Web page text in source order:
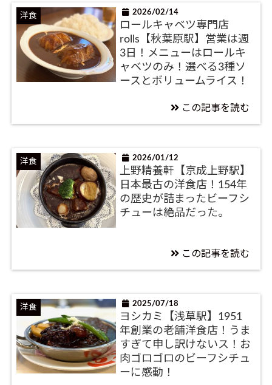
洋食 2026/02/14
ロールキャベツ専門店
rolls【秋葉原駅】営業は週
3日！メニューはロールキ
ャベツのみ！選べる3種ソ
ースとボリュームライス！
この記事を読む
洋食 2026/01/12
上野精養軒【京成上野駅】
日本最古の洋食店！154年
の歴史が詰まったビーフシ
チューは絶品だった。
この記事を読む
洋食 2025/07/18
ヨシカミ【浅草駅】1951
年創業の老舗洋食店！うま
すぎて申し訳けないス！お
肉ゴロゴロのビーフシチュ
ーに感動！